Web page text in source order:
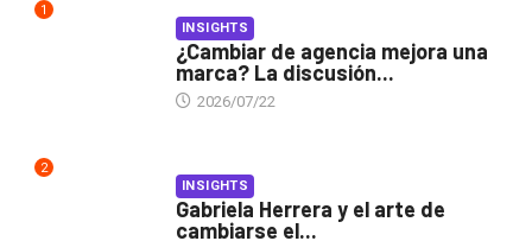
1
INSIGHTS
¿Cambiar de agencia mejora una
marca? La discusión...
2026/07/22
2
INSIGHTS
Gabriela Herrera y el arte de
cambiarse el...